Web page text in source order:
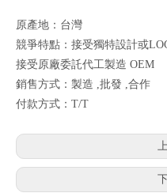
原產地：台灣
競爭特點：接受獨特設計或
接受原廠委託代工製造 OEM
銷售方式：製造 ,批發 ,合作
付款方式：T/T